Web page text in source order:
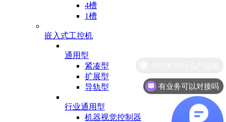
4槽
1槽
嵌入式工控机
通用型
紧凑型
扩展型
导轨型
行业通用型
机器视觉控制器
有业务可以对接吗